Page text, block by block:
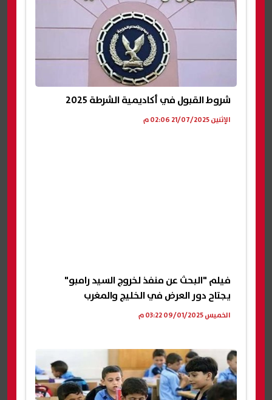
شروط القبول في أكاديمية الشرطة 2025
الإثنين 21/07/2025 02:06 م
فيلم "البحث عن منفذ لخروج السيد رامبو"
يجتاح دور العرض في الخليج والمغرب
الخميس 09/01/2025 03:22 م